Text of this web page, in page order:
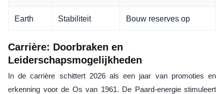
Earth Stabiliteit Bouw reserves op
Carrière: Doorbraken en
Leiderschapsmogelijkheden
In de carrière schittert 2026 als een jaar van promoties en
erkenning voor de Os van 1961. De Paard-energie stimuleert